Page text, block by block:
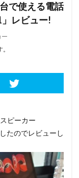
で使える電話
レビュー!
ー
ピーカー
たのでレビューし